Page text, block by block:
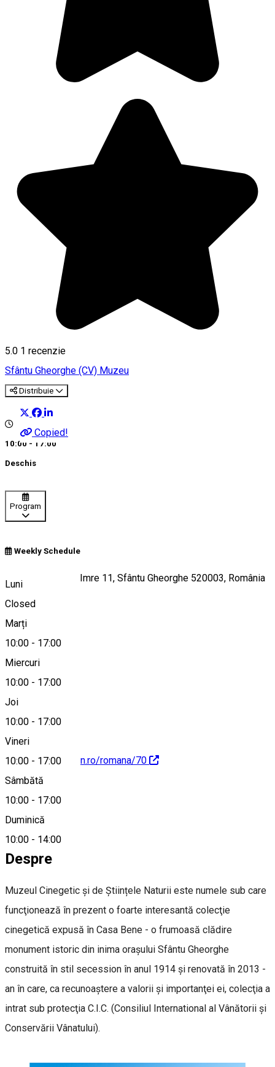
5.0 1 recenzie
Sfântu Gheorghe (CV) Muzeu
Distribuie
Copied!
10:00 - 17:00
Deschis
Program
Weekly Schedule
Luni
Closed
Marți
10:00 - 17:00
Miercuri
10:00 - 17:00
Joi
10:00 - 17:00
Vineri
10:00 - 17:00
Sâmbătă
10:00 - 17:00
Duminică
10:00 - 14:00
Strada Gróf Mikó Imre 11, Sfântu Gheorghe 520003, România
Hartă
https://expo.vadon.ro/romana/70
0720000707
Despre
Muzeul Cinegetic și de Științele Naturii este numele sub care
funcţionează în prezent o foarte interesantă colecţie
cinegetică expusă în Casa Bene - o frumoasă clădire
monument istoric din inima oraşului Sfântu Gheorghe
construită în stil secession în anul 1914 şi renovată în 2013 -
an în care, ca recunoaştere a valorii şi importanţei ei, colecţia a
intrat sub protecţia C.I.C. (Consiliul International al Vânătorii și
Conservării Vânatului).